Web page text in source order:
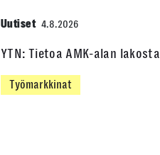
Uutiset 4.8.2026
YTN: Tietoa AMK-alan lakosta
Työmarkkinat